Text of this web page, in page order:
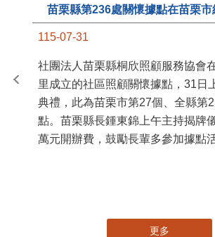
苗栗縣第236處關懷據點在苗栗市
115-07-31
社團法人苗栗縣桐欣照顧服務協會
里成立的社區照顧關懷據點，31日
典禮，此為苗栗市第27個、全縣第
點。苗栗縣長鍾東錦上午主持揭牌
萬元開辦費，鼓勵長輩多參加據點
更多